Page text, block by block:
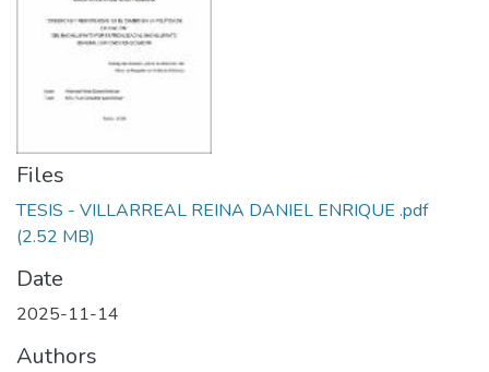
Files
TESIS - VILLARREAL REINA DANIEL ENRIQUE .pdf
(2.52 MB)
Date
2025-11-14
Authors